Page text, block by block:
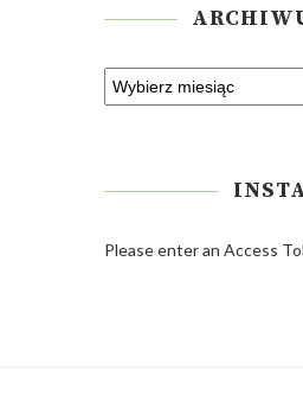
Please enter an Access